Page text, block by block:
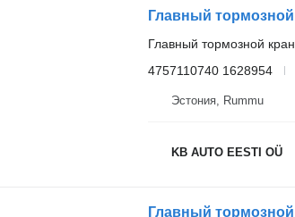
Главный тормозной кран
4757110740 1628954
Эстония, Rummu
KB AUTO EESTI OÜ